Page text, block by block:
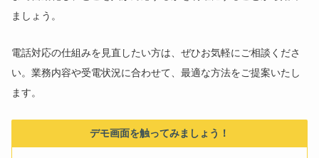
ましょう。
電話対応の仕組みを見直したい方は、ぜひお気軽にご相談くださ
い。業務内容や受電状況に合わせて、最適な方法をご提案いたし
ます。
デモ画面を触ってみましょう！